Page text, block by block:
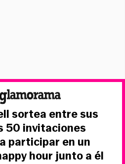
sortea entre sus
50 invitaciones
participar en un
hour junto a él